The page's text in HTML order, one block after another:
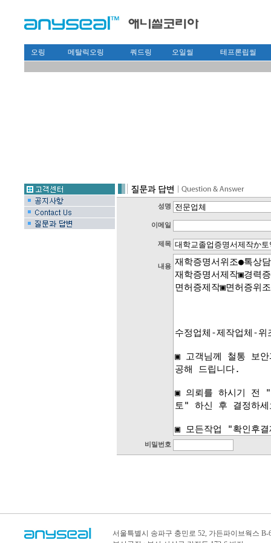
오링 메탈릭오링 쿼드링 오일씰 테프론립씰
성명
이메일
제목
내용
비밀번호
서울특별시 송파구 충민로 52, 가든파이브웍스 B-